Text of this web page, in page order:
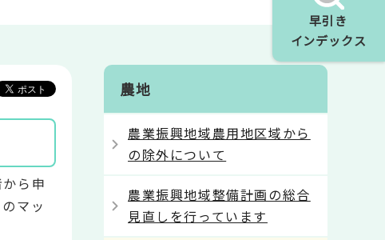
早引き
インデックス
ら申
マッ
農地
農業振興地域農用地区域から
の除外について
農業振興地域整備計画の総合
見直しを行っています